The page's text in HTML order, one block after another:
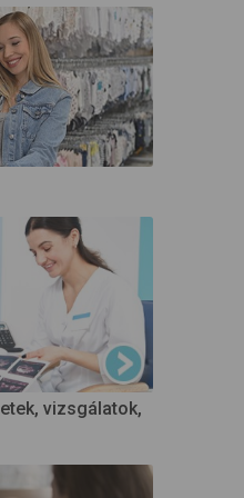
vizsgálatok,